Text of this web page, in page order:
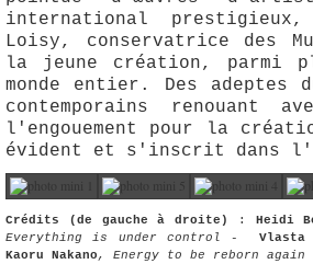
international
Loisy, conservatrice des
la jeune création, parmi
monde entier. Des
contemporains
l'engouement pour la
évident et s'inscrit dans
Crédits (de gauche à droite) : Heidi
Everything is under control -
Vlasta
Kaoru Nakano, Energy to be reborn again